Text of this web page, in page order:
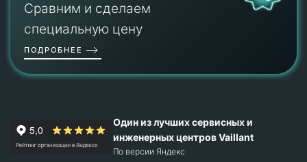
Сравним и сделаем
специальную цену
ПОДРОБНЕЕ
Один из лучших сервисных и
инженерных центров Vaillant
По версии Яндекс